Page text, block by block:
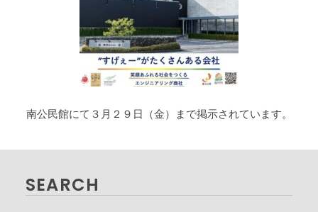
南公民館にて３月２９日（金）まで掲示されています。
SEARCH